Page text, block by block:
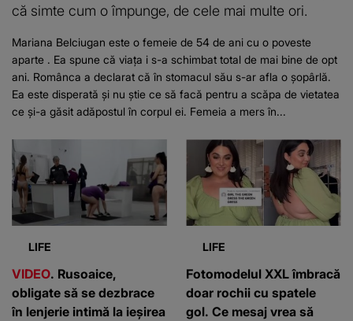
că simte cum o împunge, de cele mai multe ori.
Mariana Belciugan este o femeie de 54 de ani cu o poveste
aparte . Ea spune că viața i s-a schimbat total de mai bine de opt
ani. Românca a declarat că în stomacul său s-ar afla o șopârlă.
Ea este disperată și nu știe ce să facă pentru a scăpa de vietatea
ce și-a găsit adăpostul în corpul ei. Femeia a mers în...
LIFE
VIDEO. Rusoaice,
obligate să se dezbrace
în lenjerie intimă la ieșirea
LIFE
Fotomodelul XXL îmbracă
doar rochii cu spatele
gol. Ce mesaj vrea să